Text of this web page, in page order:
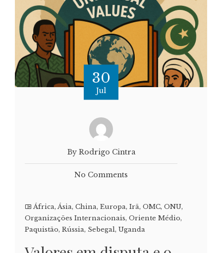
30
Jul
By Rodrigo Cintra
No Comments
África, Ásia, China, Europa, Irã, OMC, ONU,
Organizações Internacionais, Oriente Médio,
Paquistão, Rússia, Sebegal, Uganda